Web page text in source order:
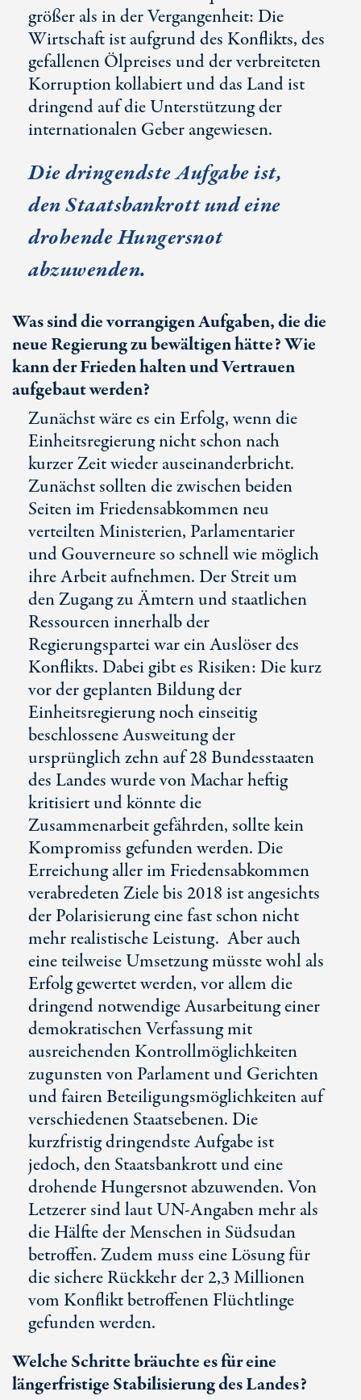
größer als in der Vergangenheit: Die
Wirtschaft ist aufgrund des Konflikts, des
gefallenen Ölpreises und der verbreiteten
Korruption kollabiert und das Land ist
dringend auf die Unterstützung der
internationalen Geber angewiesen.
Die dringendste Aufgabe ist,
den Staatsbankrott und eine
drohende Hungersnot
abzuwenden.
Was sind die vorrangigen Aufgaben, die die
neue Regierung zu bewältigen hätte? Wie
kann der Frieden halten und Vertrauen
aufgebaut werden?
Zunächst wäre es ein Erfolg, wenn die
Einheitsregierung nicht schon nach
kurzer Zeit wieder auseinanderbricht.
Zunächst sollten die zwischen beiden
Seiten im Friedensabkommen neu
verteilten Ministerien, Parlamentarier
und Gouverneure so schnell wie möglich
ihre Arbeit aufnehmen. Der Streit um
den Zugang zu Ämtern und staatlichen
Ressourcen innerhalb der
Regierungspartei war ein Auslöser des
Konflikts. Dabei gibt es Risiken: Die kurz
vor der geplanten Bildung der
Einheitsregierung noch einseitig
beschlossene Ausweitung der
ursprünglich zehn auf 28 Bundesstaaten
des Landes wurde von Machar heftig
kritisiert und könnte die
Zusammenarbeit gefährden, sollte kein
Kompromiss gefunden werden. Die
Erreichung aller im Friedensabkommen
verabredeten Ziele bis 2018 ist angesichts
der Polarisierung eine fast schon nicht
mehr realistische Leistung. Aber auch
eine teilweise Umsetzung müsste wohl als
Erfolg gewertet werden, vor allem die
dringend notwendige Ausarbeitung einer
demokratischen Verfassung mit
ausreichenden Kontrollmöglichkeiten
zugunsten von Parlament und Gerichten
und fairen Beteiligungsmöglichkeiten auf
verschiedenen Staatsebenen. Die
kurzfristig dringendste Aufgabe ist
jedoch, den Staatsbankrott und eine
drohende Hungersnot abzuwenden. Von
Letzerer sind laut UN-Angaben mehr als
die Hälfte der Menschen in Südsudan
betroffen. Zudem muss eine Lösung für
die sichere Rückkehr der 2,3 Millionen
vom Konflikt betroffenen Flüchtlinge
gefunden werden.
Welche Schritte bräuchte es für eine
längerfristige Stabilisierung des Landes?